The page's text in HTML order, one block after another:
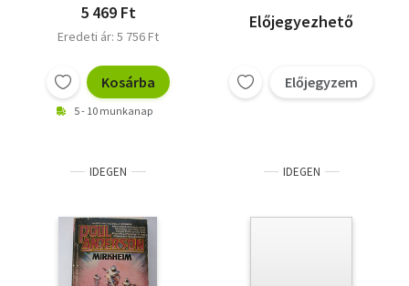
5 469 Ft
Eredeti ár: 5 756 Ft
Kosárba
5 - 10 munkanap
Előjegyezhető
Előjegyzem
IDEGEN IDEGEN